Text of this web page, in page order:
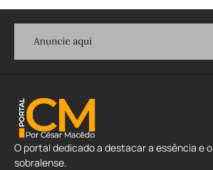
O portal dedicado a destacar a essência e
sobralense.